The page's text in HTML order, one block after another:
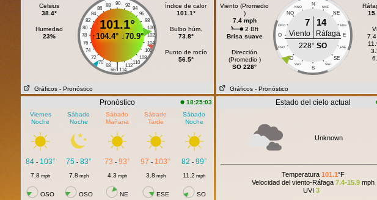
Celsius
38.4°
Humedad
23%
90
88 92
86
94
84
96
82
98
80
100
78
102
76
104
74
106
72
108
70
110
68 112
|
66 114
101.1°
↑104.4°↓70.9°
Índice de calor
101.1°
Bulbo húm.
73.8°
Punto de rocío
56.5°
Gráficos - Pronóstico
Viento (Promedio
)
7.4 mph
2 Bft
Brisa suave
Dirección
(Promedio )
SO 228°
N
NNO NNE
NO NE
ONO ENE
O E
OSO ESE
SO SE
SSO SSE
S
7 14
Viento
Ráfaga
228° SO
Gráficos - Pronóstico
Pronóstico
18:25:03
Viernes
Noche
Sábado
Noche
Sábado
Mañana
Sábado
Tarde
Sábado
Noche
84- 103° 75- 83° 73 - 93° 97 - 103° 82 - 99°
7.8 mph 7.8 mph 4.3 mph 3.8 mph 11.2 mph
OSO OSO NE ESE SO
Estado del cielo actual
Unknown
Temperatura 101.1°F
Velocidad del viento-Ráfaga 7.4-15.9mph
UVI 3